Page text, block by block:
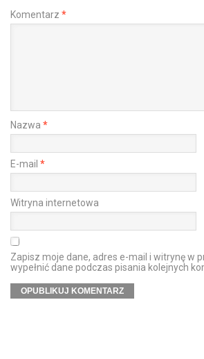
Komentarz *
Nazwa *
E-mail *
Witryna internetowa
Zapisz moje dane, adres e-mail i witrynę w
wypełnić dane podczas pisania kolejnych